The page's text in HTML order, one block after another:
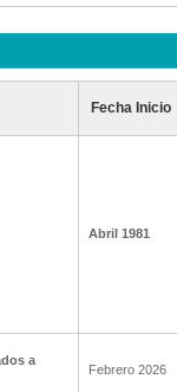
Fecha Inicio
Abril 1981
a
Febrero 2026